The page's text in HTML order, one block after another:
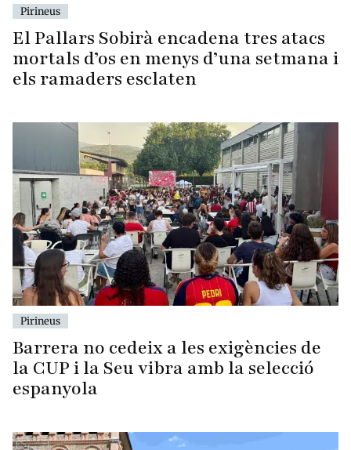
Pirineus
El Pallars Sobirà encadena tres atacs
mortals d’os en menys d’una setmana i
els ramaders esclaten
Pirineus
Barrera no cedeix a les exigències de
la CUP i la Seu vibra amb la selecció
espanyola